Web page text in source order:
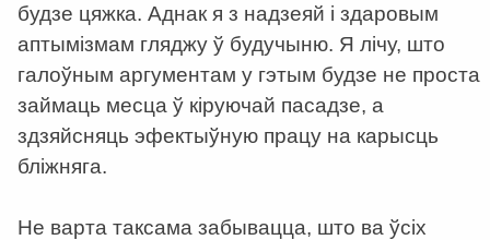
будзе цяжка. Аднак я з надзеяй і здаровым
аптымізмам гляджу ў будучыню. Я лічу, што
галоўным аргументам у гэтым будзе не проста
займаць месца ў кіруючай пасадзе, а
здзяйсняць эфектыўную працу на карысць
бліжняга.
Не варта таксама забывацца, што ва ўсіх